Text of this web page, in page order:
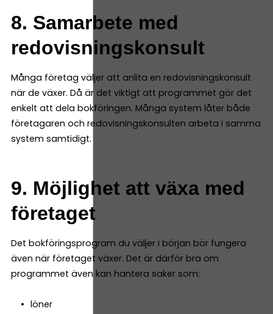
8. Samarbete med
redovisningskonsult
Många företag väljer att anlita en redovisningskonsult
när de växer. Då är det viktigt att programmet gör det
enkelt att dela bokföringen. Många system låter både
företagaren och redovisningskonsulten arbeta i samma
system samtidigt.
9. Möjlighet att växa med
företaget
Det bokföringsprogram du väljer i början bör fungera
även när företaget växer. Det är därför bra om
programmet även kan hantera saker som:
löner